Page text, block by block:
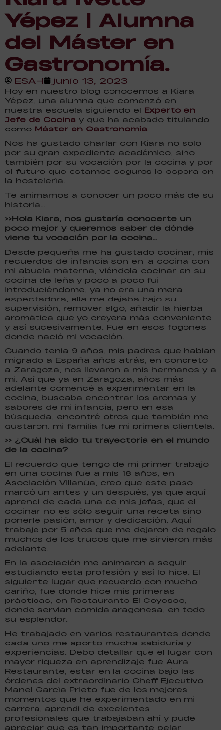
Yépez | Alumna
del Máster en
Gastronomía.
ESAH junio 13, 2023
Hoy en nuestro blog conocemos a Kiara
Yépez, una alumna que comenzó en
nuestra escuela siguiendo el Experto en
Jefe de Cocina y que ha acabado titulando
como Máster en Gastronomía.
Nos ha gustado charlar con Kiara no solo
por su gran expediente académico, sino
también por su vocación por la cocina y por
el futuro que estamos seguros le espera en
la hostelería.
Te animamos a conocer un poco más de su
historia…
>>Hola Kiara, nos gustaría conocerte un
poco mejor y queremos saber de dónde
viene tu vocación por la cocina…
Desde pequeña me ha gustado cocinar, mis
recuerdos de infancia son en la cocina con
mi abuela materna, viéndola cocinar en su
cocina de leña y poco a poco fui
introduciéndome, ya no era una mera
espectadora, ella me dejaba bajo su
supervisión, remover algo, añadir la hierba
aromática que yo creyera más conveniente
y así sucesivamente. Fue en esos fogones
donde nació mi vocación.
Cuando tenía 9 años, mis padres que habían
migrado a España años atrás, en concreto
a Zaragoza, nos llevaron a mis hermanos y a
mi. Así que ya en Zaragoza, años más
adelante comencé a experimentar en la
cocina, buscaba encontrar los aromas y
sabores de mi infancia, pero en esa
búsqueda, encontré otros que también me
gustaron, mi familia fue mi primera clientela.
>> ¿Cuál ha sido tu trayectoria en el mundo
de la cocina?
El recuerdo que tengo de mi primer trabajo
en una cocina fue a mis 18 años, en
Asociación Villanúa, creo que este paso
marcó un antes y un después, ya que aquí
aprendí de cada una de mis jefas, que el
cocinar no es sólo seguir una receta sino
ponerle pasión, amor y dedicación. Aquí
trabaje por 5 años que me dejaron de regalo
muchos de los trucos que me sirvieron más
adelante.
En la asociación me animaron a seguir
estudiando esta profesión y así lo hice. El
siguiente lugar que recuerdo con mucho
cariño, fue donde hice mis primeras
prácticas, en Restaurante El Goyesco,
donde servían comida aragonesa, en todo
su esplendor.
He trabajado en varios restaurantes donde
cada uno me aporto mucha sabiduría y
experiencias. Debo detallar que el lugar con
mayor riqueza en aprendizaje fue Aura
Restaurante, estar en la cocina bajo las
órdenes del extraordinario Cheff Ejecutivo
Manel García Prieto fue de los mejores
momentos que he experimentado en mi
carrera, aprendí de excelentes
profesionales que trabajaban ahí y pude
apreciar que es tan importante pelar